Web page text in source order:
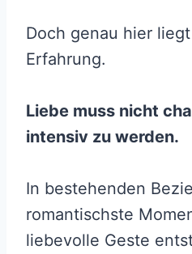
Doch genau hier
Erfahrung.
Liebe muss nicht
intensiv zu werden.
In bestehenden
romantischste
liebevolle Geste